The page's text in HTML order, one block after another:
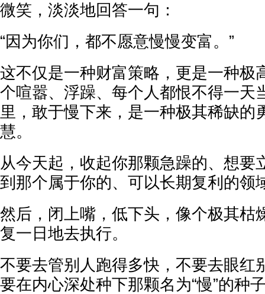
微笑，淡淡地回答一句：
“因为你们，都不愿意慢慢变富。”
这不仅是一种财富策略，更是一种极
个喧嚣、浮躁、每个人都恨不得一天
里，敢于慢下来，是一种极其稀缺的
慧。
从今天起，收起你那颗急躁的、想要
到那个属于你的、可以长期复利的领
然后，闭上嘴，低下头，像个极其枯
复一日地去执行。
不要去管别人跑得多快，不要去眼红
要在内心深处种下那颗名为“慢”的种